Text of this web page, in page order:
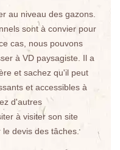
au niveau des gazons.
sont à convier pour
cas, nous pouvons
à VD paysagiste. Il a
et sachez qu'il peut
et accessibles à
d'autres
à visiter son site
devis des tâches.